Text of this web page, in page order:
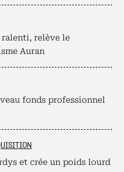
ralenti, relève le
Auran
fonds professionnel
et crée un poids lourd